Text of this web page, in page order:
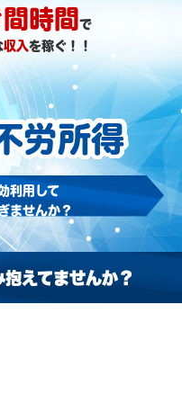
時間で
収入を稼ぐ！！
労所得
利用して
ませんか？
えてませんか？